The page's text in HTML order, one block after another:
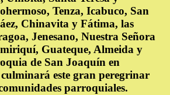
Tenza, Icabuco, San
Chinavita y Fátima, las
Jenesano, Nuestra Señora
Guateque, Almeida y
de San Joaquín en
este gran peregrinar
parroquiales.